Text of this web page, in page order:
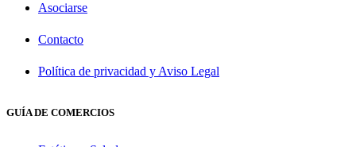
Asociarse
Contacto
Política de privacidad y Aviso Legal
GUÍA DE COMERCIOS